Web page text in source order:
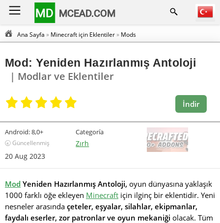
MD MCEAD.COM
Ana Sayfa » Minecraft için Eklentiler» Mods
Mod: Yeniden Hazırlanmış Antoloji
| Modlar ve Eklentiler
İndir
Android:8,0+
🕣 Güncellenmiş
20 Aug 2023
Categoría
Zırh
Mod Yeniden Hazırlanmış Antoloji, oyun dünyasına yaklaşık
1000 farklı öğe ekleyen Minecraft için ilginç bir eklentidir. Yeni
nesneler arasında çeteler, eşyalar, silahlar, ekipmanlar,
faydalı eserler, zor patronlar ve oyun mekaniği olacak. Tüm